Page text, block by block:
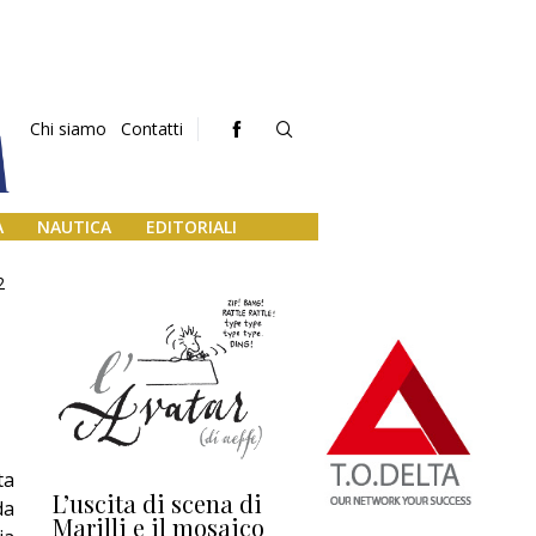
Chi siamo Contatti
NAUTICA EDITORIALI
L’uscita di scena di
Marilli e il mosaico
Darsena a Europa,